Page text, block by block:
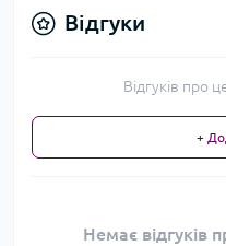
Відгуки
Відгуків про
+
Немає відгуків